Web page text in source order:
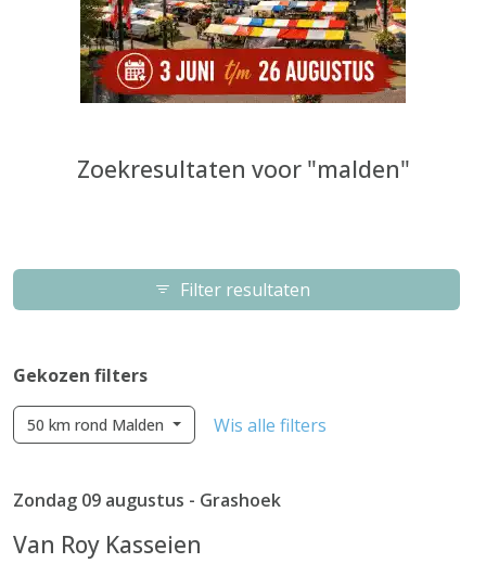
Zoekresultaten voor "malden"
Filter resultaten
Gekozen filters
50 km rond Malden Wis alle filters
Zondag 09 augustus - Grashoek
Van Roy Kasseien